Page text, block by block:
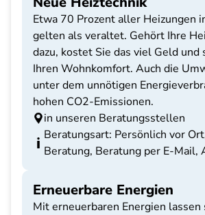
Etwa 70 Prozent aller Heizungen
gelten als veraltet. Gehört Ihre
dazu, kostet Sie das viel Geld und
Ihren Wohnkomfort. Auch die
unter dem unnötigen
hohen CO2-Emissionen.
in unseren Beratungsstellen
Beratungsart: Persönlich vor
Beratung, Beratung per E-Mail,
Erneuerbare Energien
Mit erneuerbaren Energien lassen